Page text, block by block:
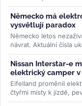
ve...>>
Německo má
vysvětlují paradox
Německo letos
návrat. Aktuální čísla
Nissan Interstar-e
elektrický camper
Eifelland proměnil
čtyřmi místy k jízdě,
napájeným z...>>